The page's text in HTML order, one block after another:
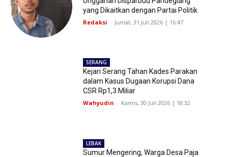
yang Dikaitkan dengan Partai Politik
Redaksi - Jumat, 31 Juli 2026 | 16:47
SERANG
Kejari Serang Tahan Kades Parakan
dalam Kasus Dugaan Korupsi Dana
CSR Rp1,3 Miliar
Wahyudin - Kamis, 30 Juli 2026 | 18:32
LEBAK
Sumur Mengering, Warga Desa Paja